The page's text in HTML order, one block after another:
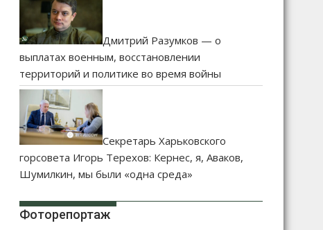
Дмитрий Разумков — о
выплатах военным, восстановлении
территорий и политике во время войны
Секретарь Харьковского
горсовета Игорь Терехов: Кернес, я, Аваков,
Шумилкин, мы были «одна среда»
Фоторепортаж